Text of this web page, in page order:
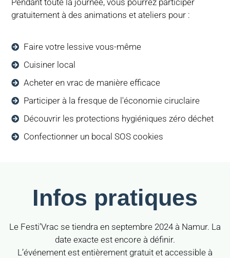
gratuitement à des animations et ateliers pour :
Faire votre lessive vous-même
Cuisiner local
Acheter en vrac de manière efficace
Participer à la fresque de l'économie ciruclaire
Découvrir les protections hygiéniques zéro déchet
Confectionner un bocal SOS cookies
Infos pratiques
Le Festi’Vrac se tiendra en septembre 2024 à Namur. La
date exacte est encore à définir.
L’événement est entièrement gratuit et accessible à